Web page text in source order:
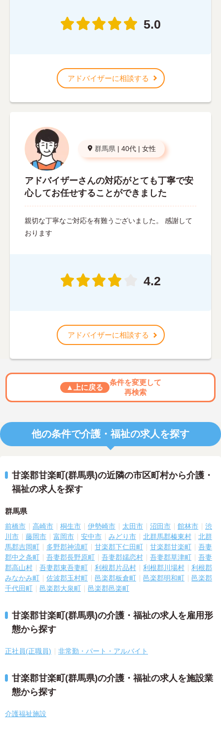
5.0
アドバイザーに相談する
群馬県 | 40代 | 女性
アドバイザーさんの対応がとても丁寧で安
心してお任せすることができました
親切な丁寧なご対応を有難うございました。 感謝して
おります
4.2
アドバイザーに相談する
▲上に戻る
条件を変更して
再検索
他の条件で介護・福祉の求人を探す
甘楽郡甘楽町(群馬県)の近隣の市区町村から介護・
福祉の求人を探す
群馬県
前橋市 高崎市 桐生市 伊勢崎市 太田市 沼田市 館林市
渋
川市
藤岡市 富岡市 安中市 みどり市 北群馬郡榛東村
北群
馬郡吉岡町
多野郡神流町 甘楽郡下仁田町 甘楽郡甘楽町
吾妻
郡中之条町
吾妻郡長野原町 吾妻郡嬬恋村 吾妻郡草津町
吾妻
郡高山村
吾妻郡東吾妻町 利根郡片品村 利根郡川場村
利根郡
みなかみ町
佐波郡玉村町 邑楽郡板倉町 邑楽郡明和町
邑楽郡
千代田町
邑楽郡大泉町 邑楽郡邑楽町
甘楽郡甘楽町(群馬県)の介護・福祉の求人を雇用形
態から探す
正社員(正職員) 非常勤・パート・アルバイト
甘楽郡甘楽町(群馬県)の介護・福祉の求人を施設業
態から探す
介護福祉施設